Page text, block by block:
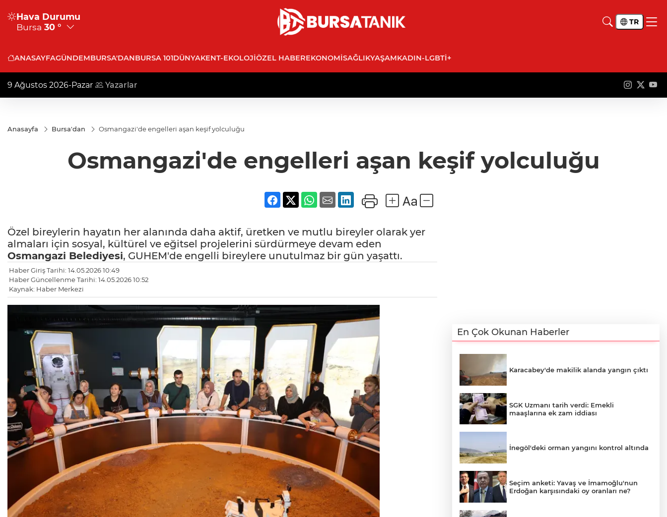
Hava Durumu
Bursa 30 ° TR
ANASAYFAGÜNDEMBURSA'DANBURSA 101DÜNYAKENT-EKOLOJIÖZEL HABEREKONOMISAĞLIKYAŞAMKADIN-LGBTİ+
9 Ağustos 2026-Pazar Yazarlar
Anasayfa Bursa'dan Osmangazi'de engelleri aşan keşif yolculuğu
Osmangazi'de engelleri aşan keşif yolculuğu
Özel bireylerin hayatın her alanında daha aktif, üretken ve mutlu bireyler olarak yer
almaları için sosyal, kültürel ve eğitsel projelerini sürdürmeye devam eden
Osmangazi Belediyesi, GUHEM'de engelli bireylere unutulmaz bir gün yaşattı.
Haber Giriş Tarihi: 14.05.2026 10:49
Haber Güncellenme Tarihi: 14.05.2026 10:52
Kaynak: Haber Merkezi
En Çok Okunan Haberler
Karacabey'de makilik alanda yangın çıktı
SGK Uzmanı tarih verdi: Emekli
maaşlarına ek zam iddiası
İnegöl'deki orman yangını kontrol altında
Seçim anketi: Yavaş ve İmamoğlu'nun
Erdoğan karşısındaki oy oranları ne?